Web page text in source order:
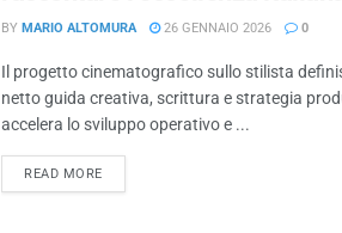
BY MARIO ALTOMURA 26 GENNAIO 2026 0
Il progetto cinematografico sullo stilista
netto guida creativa, scrittura e strategia
accelera lo sviluppo operativo e ...
READ MORE